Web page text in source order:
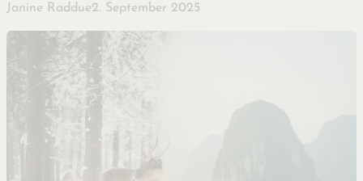
Janine Raddue2. September 2025